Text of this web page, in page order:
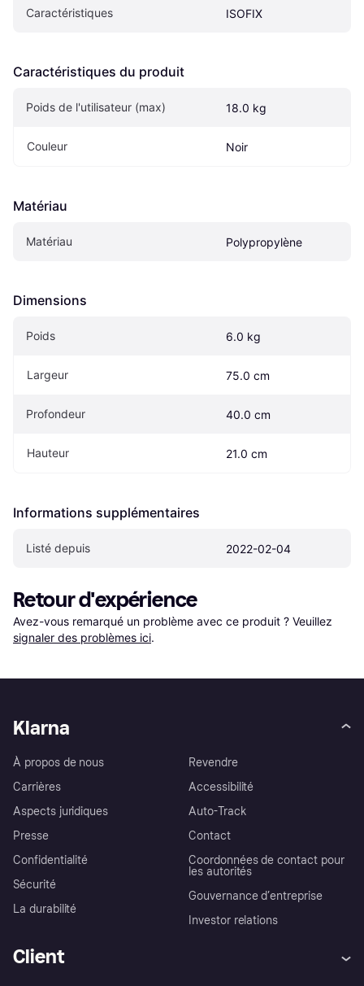
Caractéristiques ISOFIX
Caractéristiques du produit
Poids de l'utilisateur (max) 18.0 kg
Couleur Noir
Matériau
Matériau Polypropylène
Dimensions
Poids 6.0 kg
Largeur 75.0 cm
Profondeur 40.0 cm
Hauteur 21.0 cm
Informations supplémentaires
Listé depuis 2022-02-04
Retour d'expérience
Avez-vous remarqué un problème avec ce produit ? Veuillez
signaler des problèmes ici.
Klarna
À propos de nous
Carrières
Aspects juridiques
Presse
Confidentialité
Sécurité
La durabilité
Revendre
Accessibilité
Auto-Track
Contact
Coordonnées de contact pour
les autorités
Gouvernance d’entreprise
Investor relations
Client